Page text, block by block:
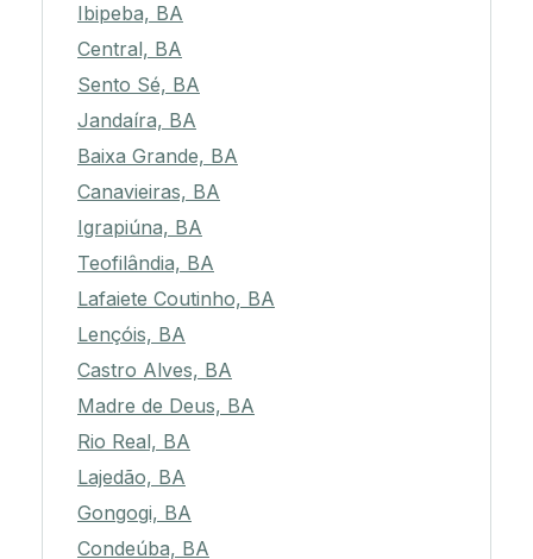
Ibipeba, BA
Central, BA
Sento Sé, BA
Jandaíra, BA
Baixa Grande, BA
Canavieiras, BA
Igrapiúna, BA
Teofilândia, BA
Lafaiete Coutinho, BA
Lençóis, BA
Castro Alves, BA
Madre de Deus, BA
Rio Real, BA
Lajedão, BA
Gongogi, BA
Condeúba, BA